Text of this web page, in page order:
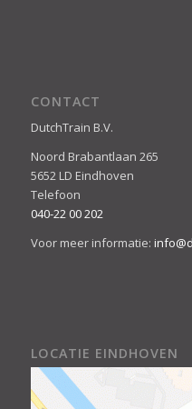
CONTACT
DutchTrain B.V.
Noord Brabantlaan 265
5652 LD Eindhoven
Telefoon
040-22 00 202
Voor meer informatie:
LOCATIE EINDHOVEN